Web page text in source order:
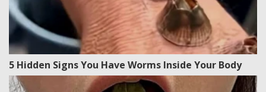
5 Hidden Signs You Have Worms Inside Your Body